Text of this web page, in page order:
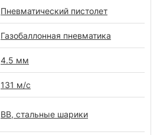
Пневматический пистолет
Газобаллонная пневматика
4.5 мм
131 м/с
ВВ, стальные шарики